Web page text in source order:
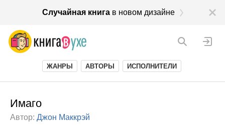
Случайная книгав новом дизайне
ЖАНРЫ АВТОРЫ ИСПОЛНИТЕЛИ
Имаго
Автор: Джон Маккрэй